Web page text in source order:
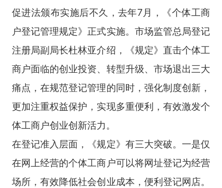
促进法颁布实施后不久，去年7月，《个体工商
户登记管理规定》正式实施。市场监管总局登记
注册局副局长杜林亚介绍，《规定》直击个体工
商户面临的创业投资、转型升级、市场退出三大
痛点，在规范登记管理的同时，强化制度创新，
更加注重权益保护，实现多重便利，有效激发个
体工商户创业创新活力。
在登记准入层面，《规定》有三大突破。一是仅
在网上经营的个体工商户可以将网址登记为经营
场所，有效降低社会创业成本，便利登记网店。